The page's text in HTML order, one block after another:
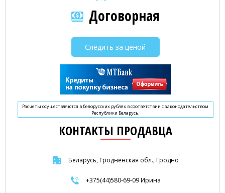
Договорная
Следить за ценой
Расчеты осуществляются в белорусских рублях в соответствии с законодательством
Республики Беларусь.
КОНТАКТЫ ПРОДАВЦА
Беларусь, Гродненская обл., Гродно
+375(44)580-69-09 Ирина